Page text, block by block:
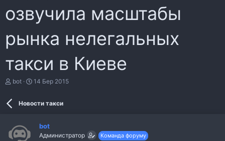
озвучила масштабы
рынка нелегальных
такси в Киеве
А
е
м
bot
Д
а
14 Бер 2015
Новости такси
bot
Администратор Команда форуму